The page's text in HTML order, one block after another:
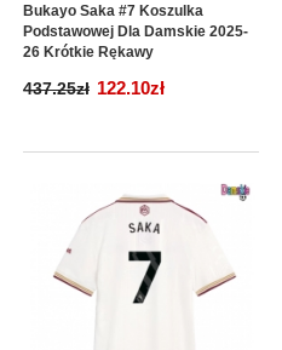
Bukayo Saka #7 Koszulka
Podstawowej Dla Damskie 2025-
26 Krótkie Rękawy
437.25zł 122.10zł